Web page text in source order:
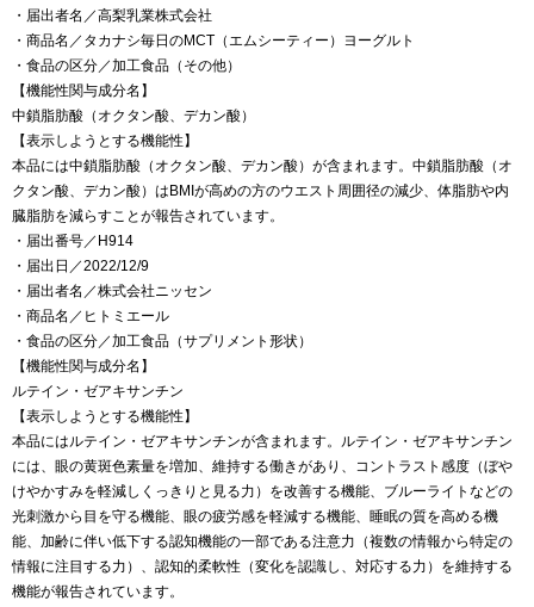
・届出者名／高梨乳業株式会社
・商品名／タカナシ毎日のMCT（エムシーティー）ヨーグルト
・食品の区分／加工食品（その他）
【機能性関与成分名】
中鎖脂肪酸（オクタン酸、デカン酸）
【表示しようとする機能性】
本品には中鎖脂肪酸（オクタン酸、デカン酸）が含まれます。中鎖脂肪酸（オ
クタン酸、デカン酸）はBMIが高めの方のウエスト周囲径の減少、体脂肪や内
臓脂肪を減らすことが報告されています。
・届出番号／H914
・届出日／2022/12/9
・届出者名／株式会社ニッセン
・商品名／ヒトミエール
・食品の区分／加工食品（サプリメント形状）
【機能性関与成分名】
ルテイン・ゼアキサンチン
【表示しようとする機能性】
本品にはルテイン・ゼアキサンチンが含まれます。ルテイン・ゼアキサンチン
には、眼の黄斑色素量を増加、維持する働きがあり、コントラスト感度（ぼや
けやかすみを軽減しくっきりと見る力）を改善する機能、ブルーライトなどの
光刺激から目を守る機能、眼の疲労感を軽減する機能、睡眠の質を高める機
能、加齢に伴い低下する認知機能の一部である注意力（複数の情報から特定の
情報に注目する力）、認知的柔軟性（変化を認識し、対応する力）を維持する
機能が報告されています。